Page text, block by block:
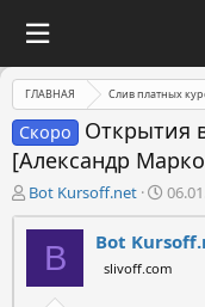
ГЛАВНАЯ Слив платных
Скоро
Открытия
[Александр
А
в
т
Bot Kursoff.net
Д
а
т
а
н
B Bot
slivoff.com